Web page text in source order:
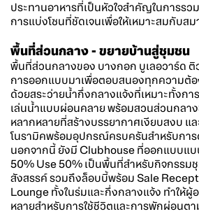
ประทานอาหารที่เป็นหัวใจสำคัญในการร
การแบ่งโซนที่ชัดเจนเพื่อให้เหมาะสมกับส
พื้นที่ส่วนกลาง - ขยายบ้านสู่ชุมชน
พื้นที่ส่วนกลางของ บางกอก บูเลอวาร์ด ติ
การออกแบบมาเพื่อตอบสนองทุกความต้
ด้วยสระว่ายน้ำกึ่งกลางแจ้งที่เหมาะทั้งก
เล่นน้ำแบบผ่อนคลาย พร้อมสวนส่วนกลา
หลากหลายที่สร้างบรรยากาศเงียบสงบ แ
โนรามิคพร้อมอุปกรณ์ครบครันสำหรับกา
นอกจากนี้ ยังมี Clubhouse ที่ออกแบบแ
50% Use 50% เป็นพื้นที่สำหรับกิจกรรม
สังสรรค์ รวมถึงล็อบบี้พร้อม Sale
Lounge ทั้งในร่มและกึ่งกลางแจ้ง ทำให้
หลายสำหรับการใช้ชีวิตและการพักผ่อนต